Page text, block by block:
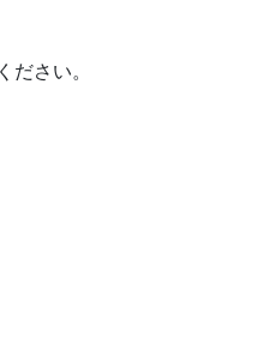
ださい。